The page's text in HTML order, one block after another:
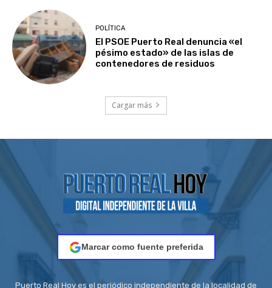
POLÍTICA
El PSOE Puerto Real denuncia «el
pésimo estado» de las islas de
contenedores de residuos
Cargar más
Marcar como fuente preferida
Puerto Real Hoy es el periódico independiente de la localidad de